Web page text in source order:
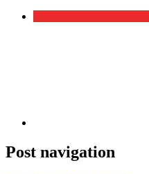
Post navigation